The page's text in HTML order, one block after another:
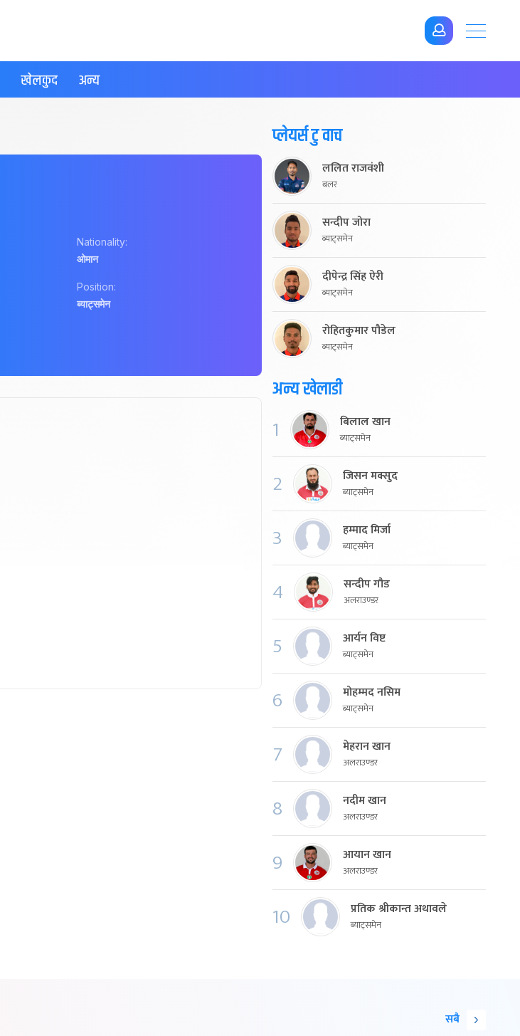
खेलकुद अन्य
Nationality:
ओमान
Position:
ब्याट्समेन
प्लेयर्स टु वाच
ललित राजवंशी
बलर
सन्दीप जोरा
ब्याट्समेन
दीपेन्द्र सिंह ऐरी
ब्याट्समेन
रोहितकुमार पौडेल
ब्याट्समेन
अन्य खेलाडी
1 बिलाल खान
ब्याट्समेन
2 जिसन मक्सुद
ब्याट्समेन
3 हम्माद मिर्जा
ब्याट्समेन
4 सन्दीप गौड
अलराउण्डर
5 आर्यन विष्ट
ब्याट्समेन
6 मोहम्मद नसिम
ब्याट्समेन
7 मेहरान खान
अलराउण्डर
8 नदीम खान
अलराउण्डर
9 आयान खान
अलराउण्डर
10 प्रतिक श्रीकान्त अथावले
ब्याट्समेन
सबै